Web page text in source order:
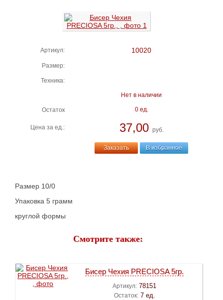
Артикул: 10020
Размер:
Техника:
Нет в наличии
Остаток 0 ед.
Цена за ед.: 37,00 руб.
Заказать В избранное
Размер 10/0
Упаковка 5 грамм
круглой формы
Смотрите также:
Бисер Чехия PRECIOSA 5гр.
Артикул: 78151
Остаток: 7 ед.